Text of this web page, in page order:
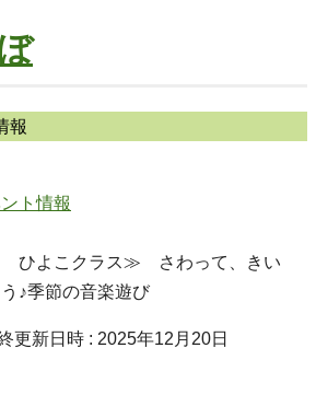
報
ト情報
ひよこクラス≫ さわって、きい
♪季節の音楽遊び
更新日時 : 2025年12月20日